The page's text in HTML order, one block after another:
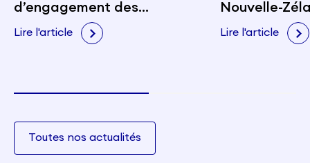
d’engagement des
volontaires français
Lire l'article
Nouvelle-
Lire l'article
Toutes nos actualités